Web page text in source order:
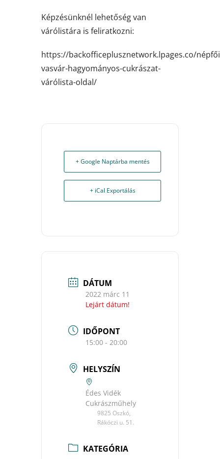
Képzésünknél lehetőség van
várólistára is feliratkozni:
https://backofficeplusznetwork.lpages.co/
vasvár-hagyományos-cukrászat-
várólista-oldal/
+ Google Naptárba mentés
+ iCal Exportálás
DÁTUM
2022 márc 11
Lejárt dátum!
IDŐPONT
15:00 - 20:00
HELYSZÍN
Édes Vidék
Cukrászműhely
9825 Oszkó,
Rákóczi u. 51.
KATEGÓRIA